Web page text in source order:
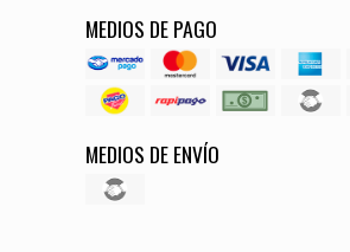
MEDIOS DE PAGO
MEDIOS DE ENVÍO